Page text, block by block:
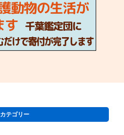
カテゴリー